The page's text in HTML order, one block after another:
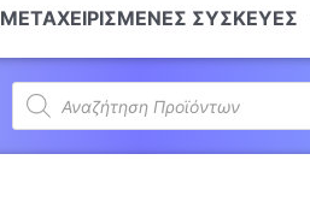
ΜΕΤΑΧΕΙΡΙΣΜΕΝΕΣ ΣΥΣΚΕΥΕΣ
Products
search